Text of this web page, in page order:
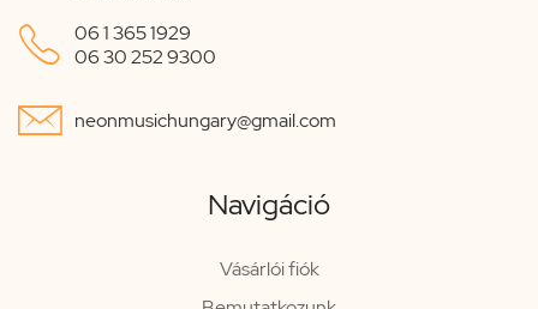
 06 1 365 1929
06 30 252 9300
 neonmusichungary@gmail.com
Navigáció
Vásárlói fiók